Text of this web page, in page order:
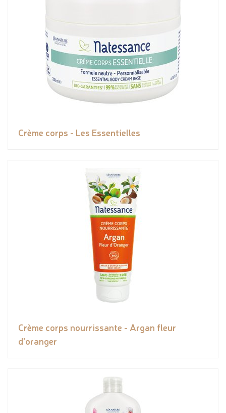
Crème corps - Les Essentielles
Crème corps nourrissante - Argan fleur
d'oranger